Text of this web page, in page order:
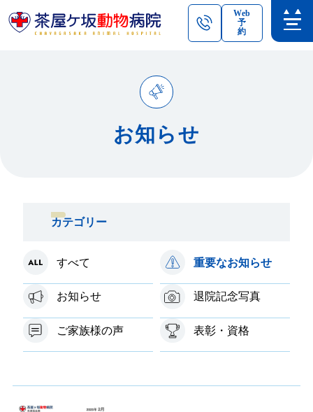
Web
予
約
お知らせ
カテゴリー
すべて 重要なお知らせ
お知らせ 退院記念写真
ご家族様の声 表彰・資格